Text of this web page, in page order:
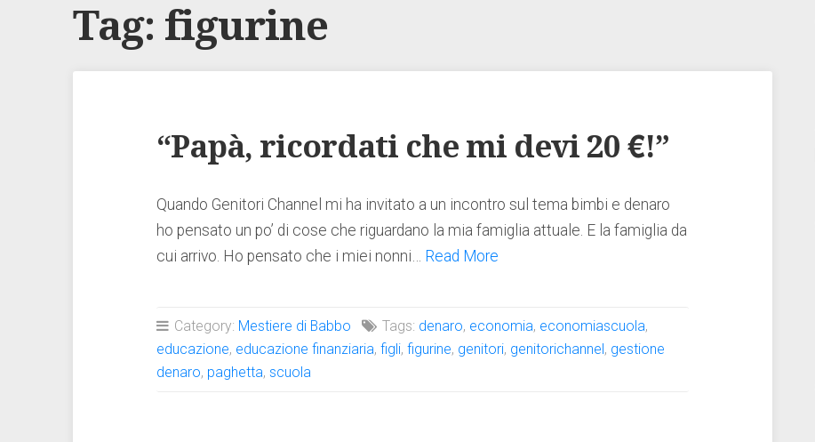
Tag: figurine
“Papà, ricordati che mi devi 20 €!”
Quando Genitori Channel mi ha invitato a un incontro sul tema bimbi e denaro
ho pensato un po’ di cose che riguardano la mia famiglia attuale. E la famiglia da
cui arrivo. Ho pensato che i miei nonni… Read More
Category: Mestiere di Babbo Tags: denaro, economia, economiascuola,
educazione, educazione finanziaria,figli,figurine, genitori, genitorichannel, gestione
denaro, paghetta,scuola